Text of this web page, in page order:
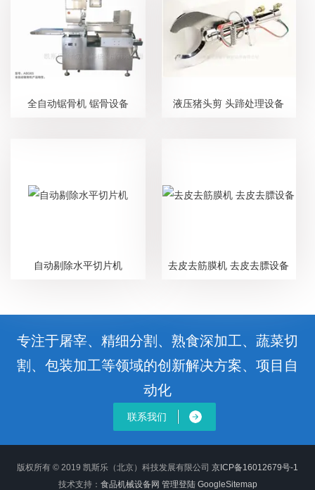
全自动锯骨机 锯骨设备 液压猪头剪 头蹄处理设备
自动剔除水平切片机 去皮去筋膜机 去皮去膘设备
专注于屠宰、精细分割、熟食深加工、蔬菜切
割、包装加工等领域的创新解决方案、项目自
动化
联系我们
版权所有 © 2019 凯斯乐（北京）科技发展有限公司 京ICP备16012679号-1
技术支持： 食品机械设备网 管理登陆 GoogleSitemap